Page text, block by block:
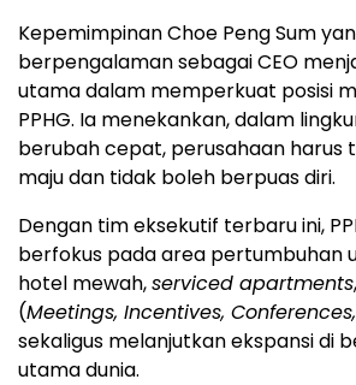
Kepemimpinan Choe Peng Sum
berpengalaman sebagai CEO
utama dalam memperkuat posisi
PPHG. Ia menekankan, dalam
berubah cepat, perusahaan harus
maju dan tidak boleh berpuas diri.
Dengan tim eksekutif terbaru ini,
berfokus pada area pertumbuhan
hotel mewah,serviced apartments
(Meetings, Incentives,
sekaligus melanjutkan ekspansi di
utama dunia.